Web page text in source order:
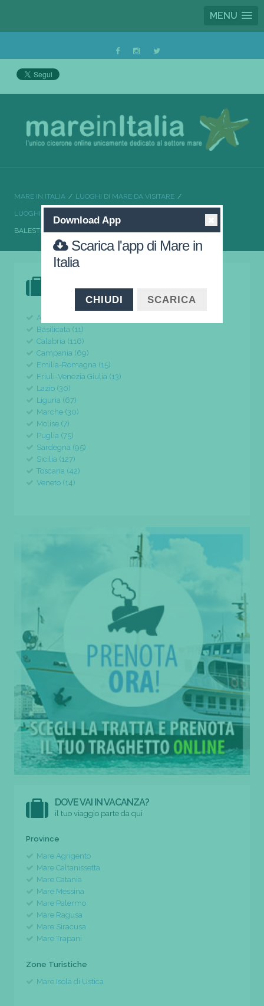
MENU
MARE IN ITALIA LUOGHI DI MARE DA VISITARE
LUOGHI DI MARE DA VISITARE SICILIA
BALESTRATE MARE E SPIAGGE DA CARTOLINA
Abruzzo (24)
Basilicata (11)
Calabria (116)
Campania (69)
Emilia-Romagna (15)
Friuli-Venezia Giulia (13)
Lazio (30)
Liguria (67)
Marche (30)
Molise (7)
Puglia (75)
Sardegna (95)
Sicilia (127)
Toscana (42)
Veneto (14)
DOVE VAI IN VACANZA?
il tuo viaggio parte da qui
Province
Mare Agrigento
Mare Caltanissetta
Mare Catania
Mare Messina
Mare Palermo
Mare Ragusa
Mare Siracusa
Mare Trapani
Zone Turistiche
Mare Isola di Ustica
Download App
Scarica l'app di Mare in
Italia
CHIUDI SCARICA